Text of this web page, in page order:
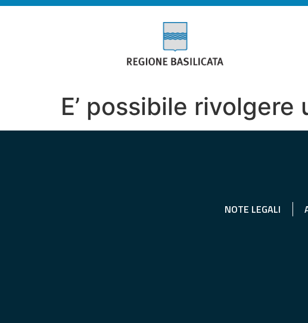
E’ possibile
NOTE LEGALI